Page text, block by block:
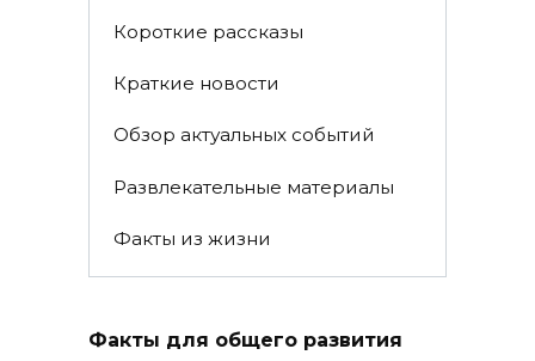
Короткие рассказы
Краткие новости
Обзор актуальных событий
Развлекательные материалы
Факты из жизни
Факты для общего развития